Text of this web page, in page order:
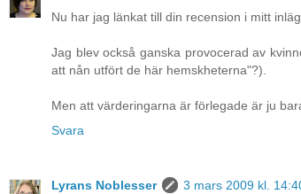
Nu har jag länkat till din recension i mitt
Jag blev också ganska provocerad av
att nån utfört de här hemskheterna"?).
Men att värderingarna är förlegade är ju
Svara
Lyrans Noblesser
3 mars 2009 kl.